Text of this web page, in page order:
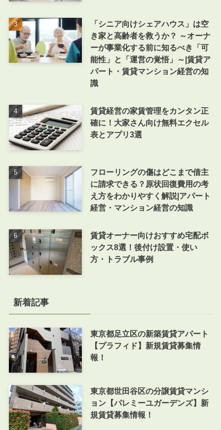
「シニア向けシェアハウス」は空
き家と高齢者を救うか？ ～オーナ
ーが事業化する前に知るべき「可
能性」と「運営の覚悟」～|賃貸ア
パート・賃貸マンション経営の知
識
賃貸経営の家賃管理をカンタン正
確に！大家さん向け無料エクセル
表とアプリ3選
フローリングの傷はどこまで借主
に請求できる？原状回復費用の考
え方をわかりやすく解説|アパート
経営・マンション経営の知識
賃貸オーナー向けおすすめ宅配ボ
ックス8選！後付け設置・使い
方・トラブル事例
新着記事
東京都足立区の新築賃貸アパート
【プラフィド】新規賃貸募集情
報！
東京都世田谷区の分譲賃貸マンシ
ョン【パレミーユガーデンズ】新
規賃貸募集情報！